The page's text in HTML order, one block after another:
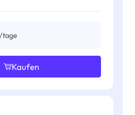
tage
Kaufen